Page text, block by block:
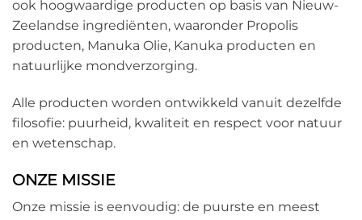
ook hoogwaardige producten op basis van Nieuw-
Zeelandse ingrediënten, waaronder Propolis
producten, Manuka Olie, Kanuka producten en
natuurlijke mondverzorging.
Alle producten worden ontwikkeld vanuit dezelfde
filosofie: puurheid, kwaliteit en respect voor natuur
en wetenschap.
ONZE MISSIE
Onze missie is eenvoudig: de puurste en meest